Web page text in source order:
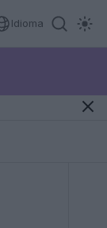
Idioma